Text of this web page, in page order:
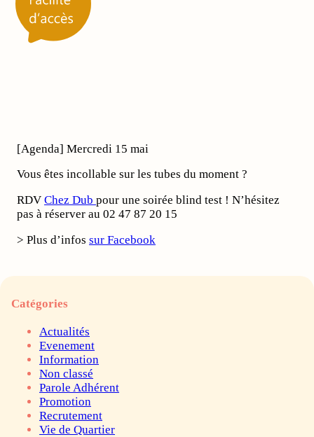
[Agenda] Mercredi 15 mai
Vous êtes incollable sur les tubes du moment ?
RDV Chez Dub pour une soirée blind test ! N’hésitez
pas à réserver au 02 47 87 20 15
> Plus d’infos sur Facebook
Catégories
Actualités
Evenement
Information
Non classé
Parole Adhérent
Promotion
Recrutement
Vie de Quartier